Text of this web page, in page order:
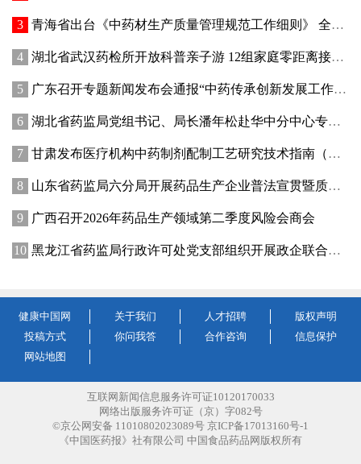
青海省出台《中药材生产质量管理规范工作细则》 全面强化中药材质量源头管控
湖北省武汉药检所开放科普亲子游 12组家庭零距离接触药品检验
广东召开专题新闻发布会通报“中药传承创新发展工作成效”
湖北省药监局党组书记、局长潘年松赴华中分中心专题调研全面从严治党工作 强调以高质量党建引领药监事业行稳致远
甘肃发布医疗机构中药制剂配制工艺研究技术指南（试行）
山东省药监局六分局开展药品生产企业普法宣贯暨质量管理提升座谈交流活动
广西召开2026年药品生产领域第二季度风险会商会
黑龙江省药监局行政许可处党支部组织开展政企联合主题党日活动
健康中国网 关于我们 人才招聘
版权声明
投稿方式
你问我答 合作咨询
信息保护
网站地图
互联网新闻信息服务许可证10120170033
网络出版服务许可证（京）字082号
©京公网安备 11010802023089号 京ICP备17013160号-1
《中国医药报》社有限公司 中国食品药品网版权所有